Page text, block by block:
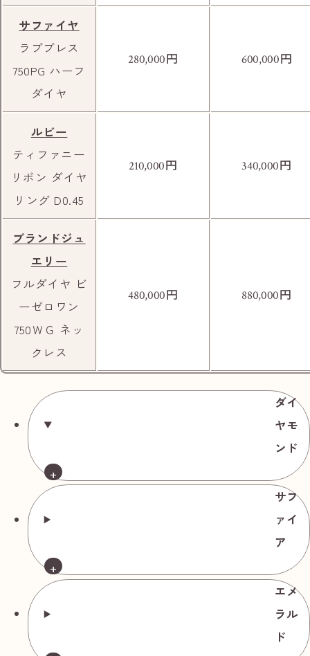
10分程歩くと右手に足立西郵便局がござい
ます。
2分歩くとヨークプライスの駐車場が見えま
入ると左手に「いくらやヨークプライス西新井
サファイヤ
ラブブレス
750PG ハーフ
ダイヤ
280,000円 600,000円
ルビー
ティファニー
リボン ダイヤ
リング D0.45
210,000円 340,000円
ブランドジュ
エリー
フルダイヤ ビ
ーゼロワン
750ＷＧ ネッ
クレス
480,000円 880,000円
ダイ
ヤモ
ンド
参考買取価格相場
約6号 ダイヤ
中古品
190,000
サフ
ァイ
ア
エメ
ラル
ド